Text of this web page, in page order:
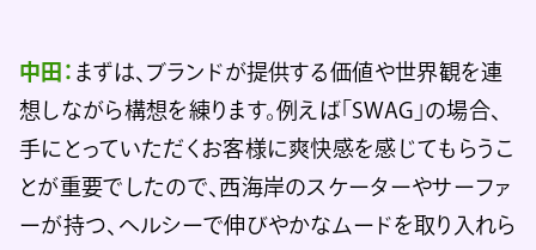
中田： まずは、ブランドが提供する価値や世界観を連
想しながら構想を練ります。例えば「SWAG」の場合、
手にとっていただくお客様に爽快感を感じてもらうこ
とが重要でしたので、西海岸のスケーターやサーファ
ーが持つ、ヘルシーで伸びやかなムードを取り入れら